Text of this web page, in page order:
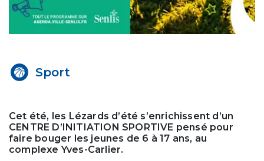
Sport
Cet été, les Lézards d’été s’enrichissent d’un
CENTRE D’INITIATION SPORTIVE pensé pour
faire bouger les jeunes de 6 à 17 ans, au
complexe Yves-Carlier.